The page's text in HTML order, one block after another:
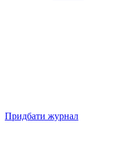
Придбати журнал